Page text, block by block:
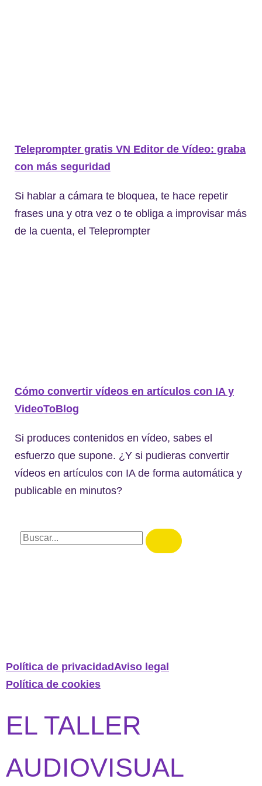
Teleprompter gratis VN Editor de Vídeo: graba
con más seguridad
Si hablar a cámara te bloquea, te hace repetir
frases una y otra vez o te obliga a improvisar más
de la cuenta, el Teleprompter
Cómo convertir vídeos en artículos con IA y
VideoToBlog
Si produces contenidos en vídeo, sabes el
esfuerzo que supone. ¿Y si pudieras convertir
vídeos en artículos con IA de forma automática y
publicable en minutos?
Política de privacidadAviso legal
Política de cookies
EL TALLER
AUDIOVISUAL